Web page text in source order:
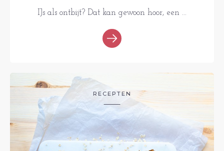
IJs als ontbijt? Dat kan gewoon hoor, een ...
RECEPTEN